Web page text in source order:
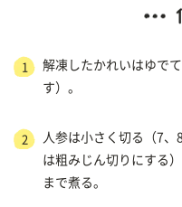
1
解凍したかれいはゆで
す）。
2
人参は小さく切る（7
は粗みじん切りにする
まで煮る。